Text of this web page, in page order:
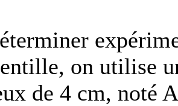
on utilise
de 4 cm, noté